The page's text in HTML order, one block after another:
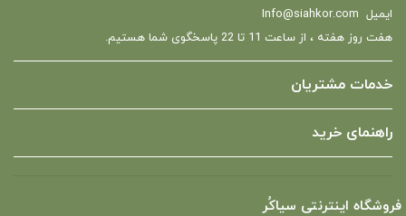
ایمیل Info@siahkor.com
هفت روز هفته ، از ساعت 11 تا 22 پاسخگوی شما هستیم.
خدمات مشتریان
راهنمای خرید
فروشگاه اینترنتی سیاکُر